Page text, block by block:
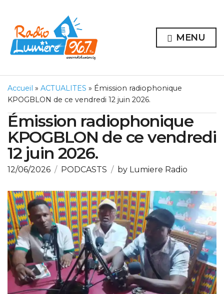
MENU
Accueil » ACTUALITES » Émission radiophonique
KPOGBLON de ce vendredi 12 juin 2026.
Émission radiophonique
KPOGBLON de ce vendredi
12 juin 2026.
12/06/2026 PODCASTS by Lumiere Radio